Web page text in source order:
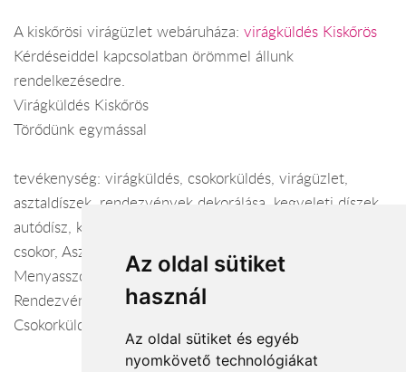
Az oldal sütiket
használ
Az oldal sütiket és egyéb
nyomkövető technológiákat
A kiskőrösi virágüzlet webáruháza: virágküldés Kiskőrös
Kérdéseiddel kapcsolatban örömmel állunk
rendelkezésedre.
Virágküldés Kiskőrös
Törődünk egymással
tevékenység: virágküldés, csokorküldés, virágüzlet,
asztaldíszek, rendezvények dekorálása, kegyeleti díszek,
autódísz, koszorúk, virágfutár, dekoráció, menyasszonyi
csokor, Asztaldíszek, Dekoráció, Virágküldés,
Menyasszonyi csokor, Autódísz, Virágfutár,
Rendezvények Dekorálása, Kegyeleti Díszek, Koszorú,
Csokorküldés